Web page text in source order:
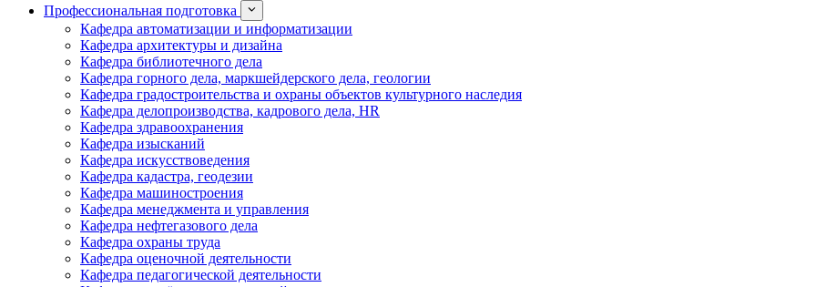
Профессиональная подготовка
Кафедра автоматизации и информатизации
Кафедра архитектуры и дизайна
Кафедра библиотечного дела
Кафедра горного дела, маркшейдерского дела, геологии
Кафедра градостроительства и охраны объектов культурного наследия
Кафедра делопроизводства, кадрового дела, HR
Кафедра здравоохранения
Кафедра изысканий
Кафедра искусствоведения
Кафедра кадастра, геодезии
Кафедра машиностроения
Кафедра менеджмента и управления
Кафедра нефтегазового дела
Кафедра охраны труда
Кафедра оценочной деятельности
Кафедра педагогической деятельности